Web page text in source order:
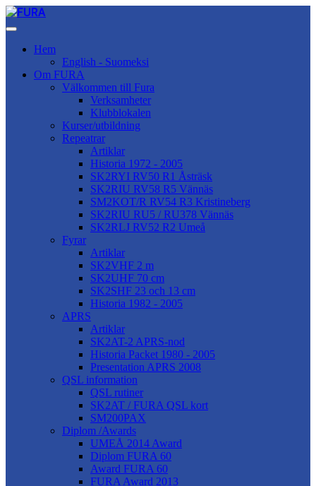
Hem
English - Suomeksi
Om FURA
Välkommen till Fura
Verksamheter
Klubblokalen
Kurser/utbildning
Repeatrar
Artiklar
Historia 1972 - 2005
SK2RYI RV50 R1 Åsträsk
SK2RIU RV58 R5 Vännäs
SM2KOT/R RV54 R3 Kristineberg
SK2RIU RU5 / RU378 Vännäs
SK2RLJ RV52 R2 Umeå
Fyrar
Artiklar
SK2VHF 2 m
SK2UHF 70 cm
SK2SHF 23 och 13 cm
Historia 1982 - 2005
APRS
Artiklar
SK2AT-2 APRS-nod
Historia Packet 1980 - 2005
Presentation APRS 2008
QSL information
QSL rutiner
SK2AT / FURA QSL kort
SM200PAX
Diplom /Awards
UMEÅ 2014 Award
Diplom FURA 60
Award FURA 60
FURA Award 2013